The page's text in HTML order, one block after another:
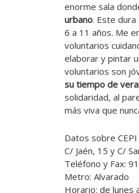
enorme sala
urbano. Este
6 a 11 años. Me
voluntarios
elaborar y pintar
voluntarios son
su tiempo de
solidaridad, al
más viva que
Datos sobre
C/ Jaén, 15 y C/
Teléfono y Fax:
Metro: Alvarado
Horario: de lunes